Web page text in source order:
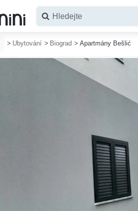
DOMOVSKÁ STRÁNKA
Ubytování Biograd Apartmány Bešlić